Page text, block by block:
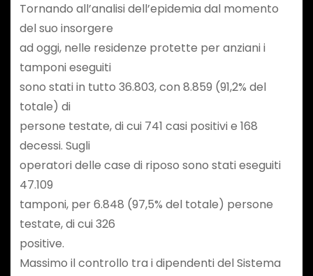
Tornando all’analisi dell’epidemia dal momento
del suo insorgere
ad oggi, nelle residenze protette per anziani i
tamponi eseguiti
sono stati in tutto 36.803, con 8.859 (91,2% del
totale) di
persone testate, di cui 741 casi positivi e 168
decessi. Sugli
operatori delle case di riposo sono stati eseguiti
47.109
tamponi, per 6.848 (97,5% del totale) persone
testate, di cui 326
positive.
Massimo il controllo tra i dipendenti del Sistema